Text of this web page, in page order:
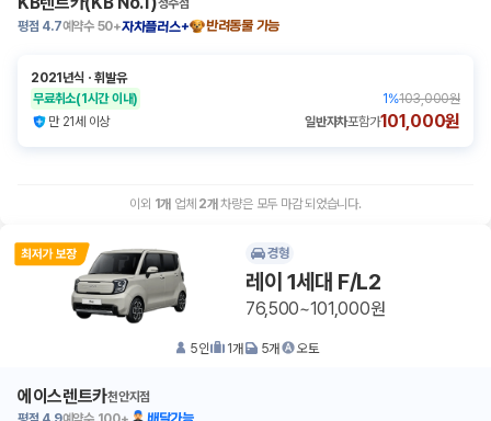
청주점
평점 4.7예약수 50+자차플러스+ 반려동물 가능
2021년식 ㆍ휘발유
무료취소(1시간 이내) 1 %103,000원
만 21세 이상
일반자차포함가101,000원
이외 1개 업체 2개 차량은 모두 마감 되었습니다.
경형
레이 1세대 F/L2
76,500~101,000원
5인 1개 5개 오토
에이스렌트카천안지점